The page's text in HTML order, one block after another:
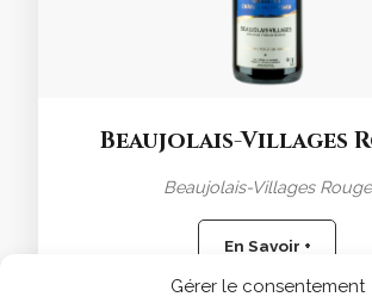
Gérer le consentement
Beaujolais-Villages
Beaujolais-Villages Rouge
En Savoir +